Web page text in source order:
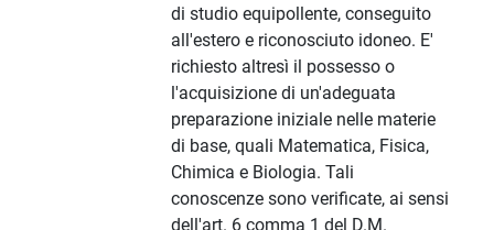
di studio equipollente, conseguito
all'estero e riconosciuto idoneo. E'
richiesto altresì il possesso o
l'acquisizione di un'adeguata
preparazione iniziale nelle materie
di base, quali Matematica, Fisica,
Chimica e Biologia. Tali
conoscenze sono verificate, ai sensi
dell'art. 6 comma 1 del D.M.